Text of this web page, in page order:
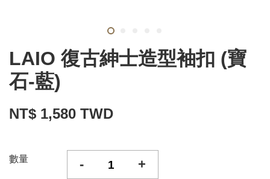
LAIO 復古紳士造型袖扣 (寶
石-藍)
NT$ 1,580 TWD
數量 - +